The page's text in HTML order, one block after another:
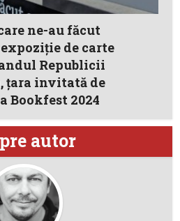
ne-au făcut
de carte
Republicii
țara invitată de
Bookfest 2024
autor